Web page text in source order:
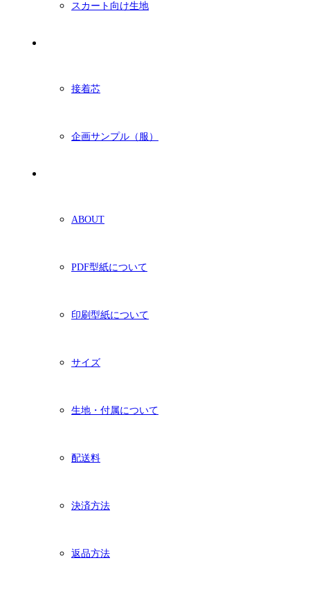
スカート向け生地
接着芯
企画サンプル（服）
ABOUT
PDF型紙について
印刷型紙について
サイズ
生地・付属について
配送料
決済方法
返品方法